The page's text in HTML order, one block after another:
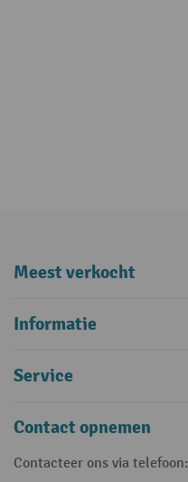
Meest verkocht
Informatie
Service
Contact opnemen
Contacteer ons via telefoon: